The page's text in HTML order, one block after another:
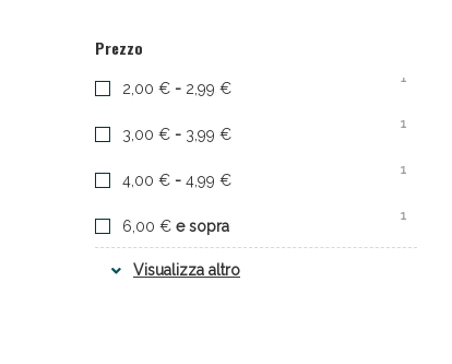
Prezzo
2,00 € - 2,99 €
1
3,00 € - 3,99 €
1
4,00 € - 4,99 €
1
6,00 € e sopra
1
Visualizza altro